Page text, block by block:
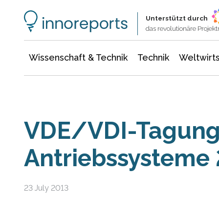
Unterstützt durch
das revolutionäre
Wissenschaft & Technik Technik
VDE/VDI-Tagung
Antriebssysteme
23 July 2013